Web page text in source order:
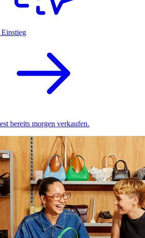
Einstieg
bereits morgen verkaufen.